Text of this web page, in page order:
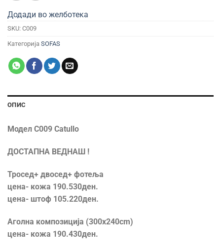
Додади во желботека
SKU: C009
Категорија SOFAS
ОПИС
Модел C009 Catullo
ДОСТАПНА ВЕДНАШ !
Тросед+ двосед+ фотеља
цена- кожа 190.530ден.
цена- штоф 105.220ден.
Аголна композиција (300х240cm)
цена- кожа 190.430ден.